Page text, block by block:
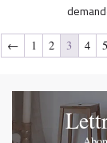
← 1 2 3 4 5